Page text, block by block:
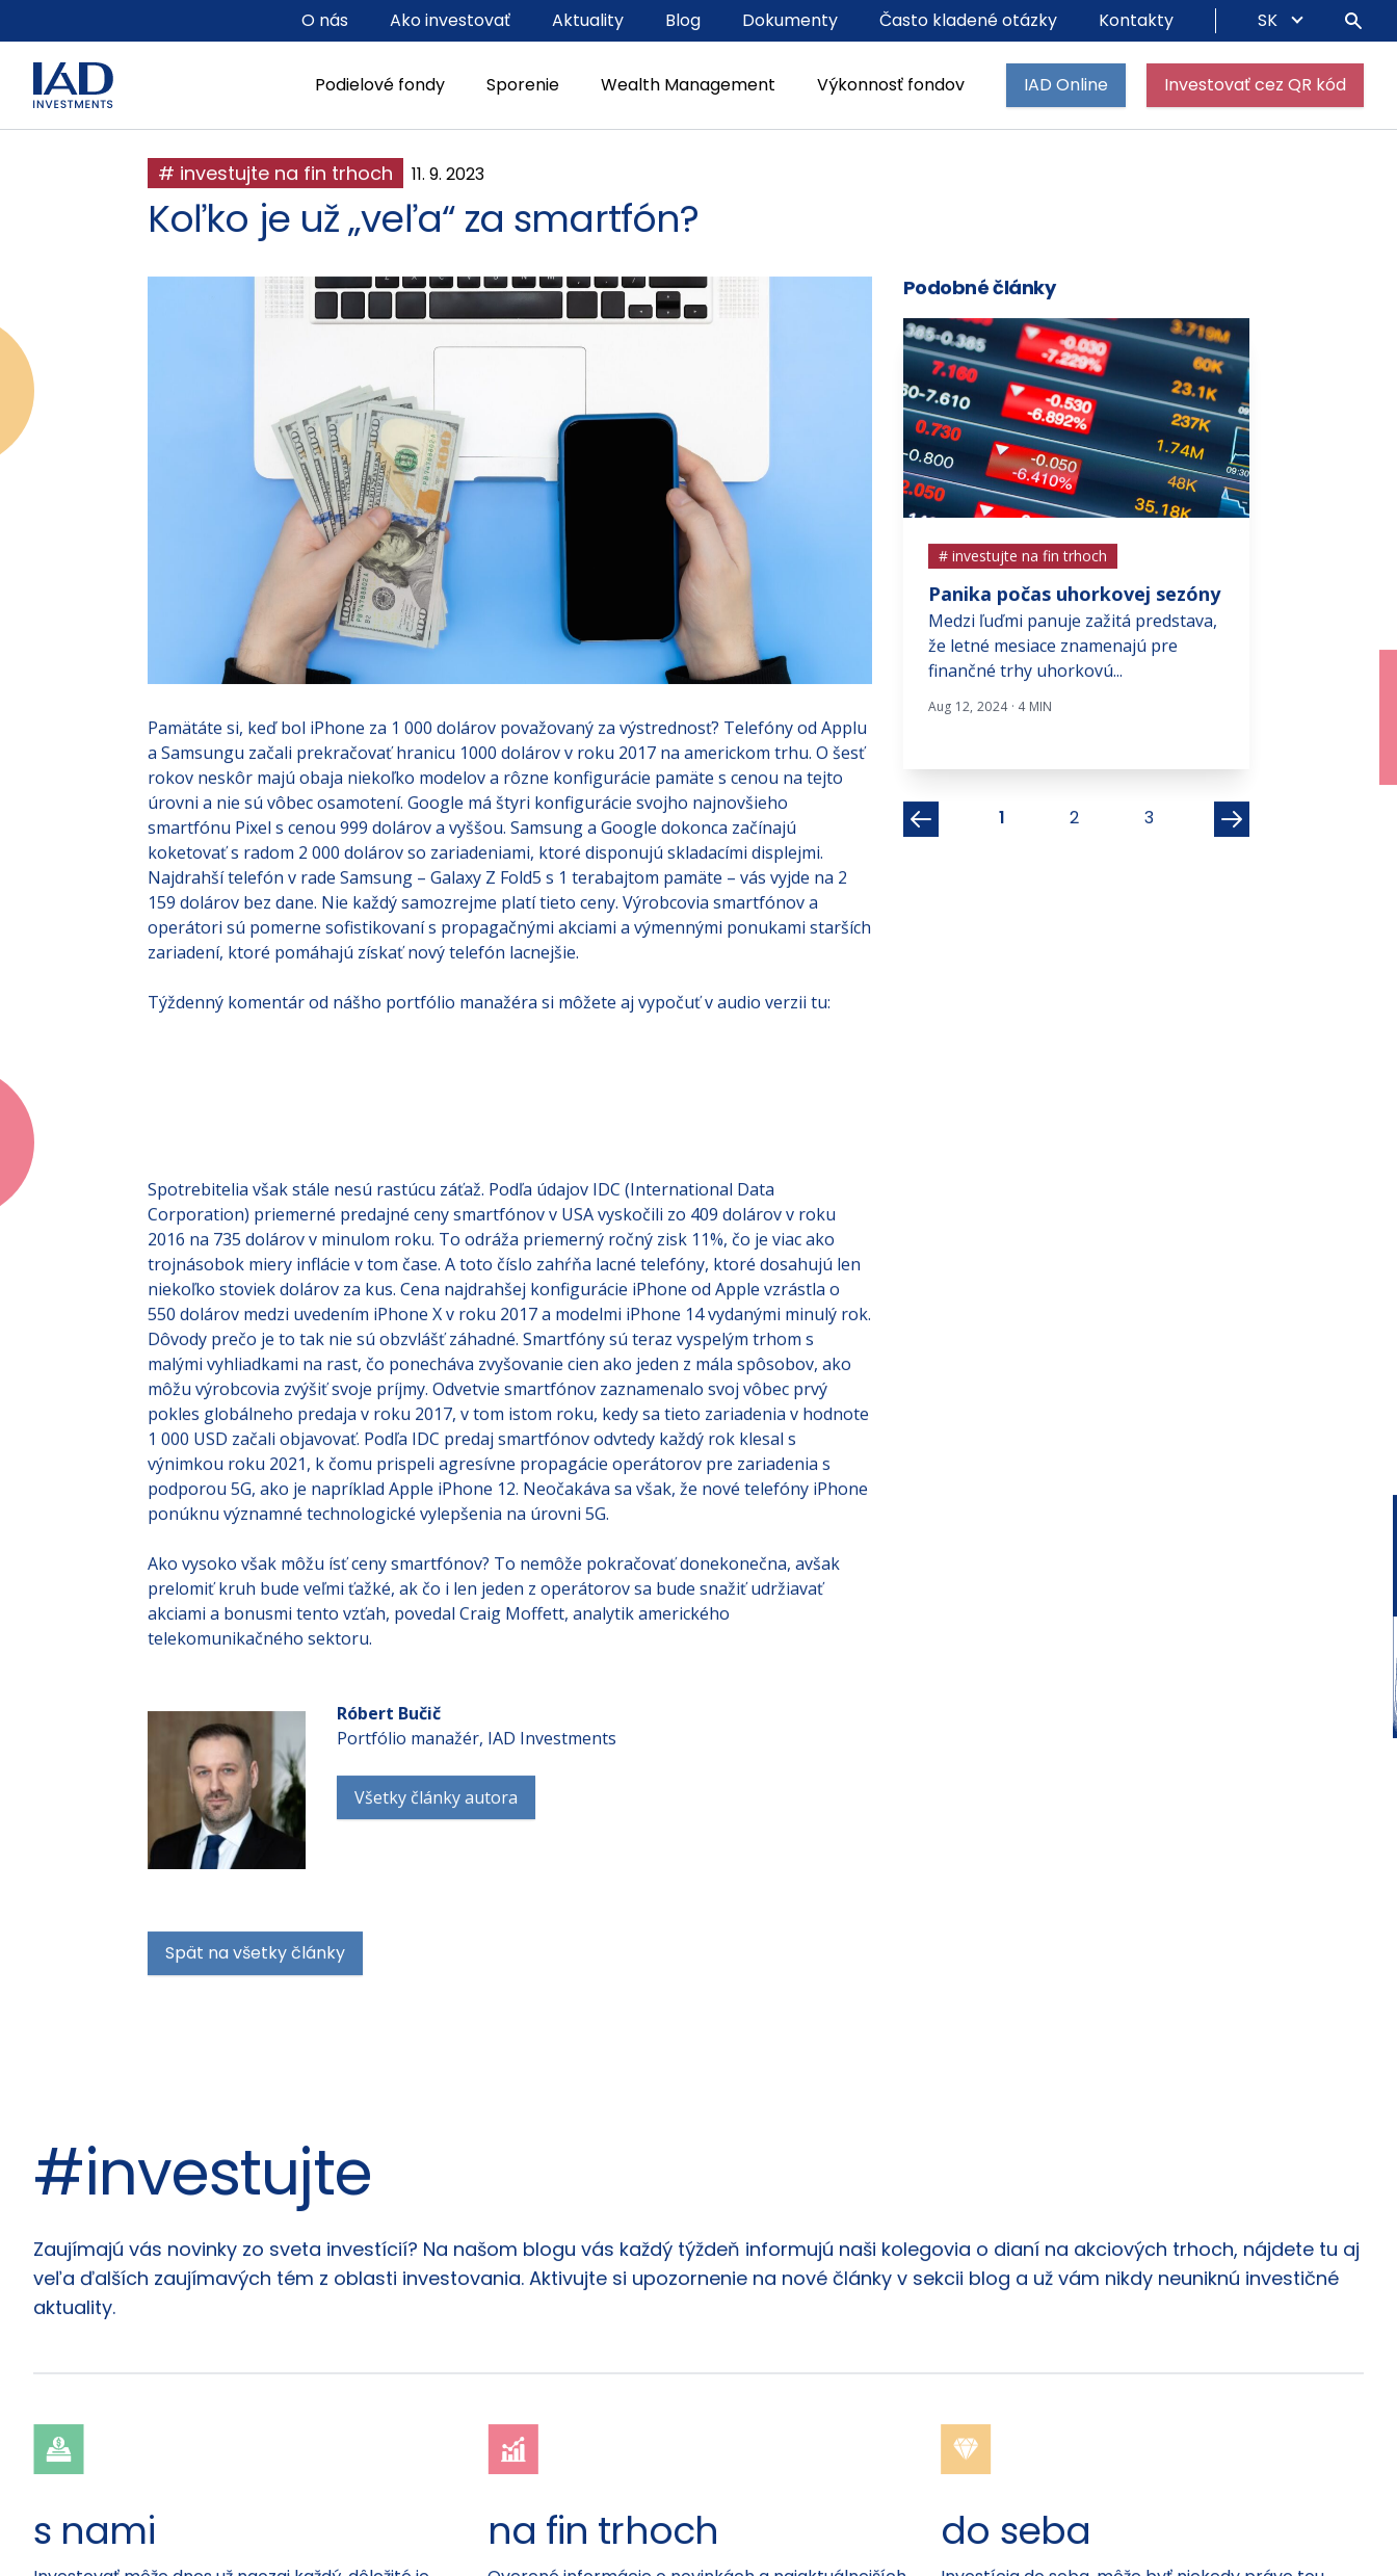
Podielové fondy Sporenie Wealth Management Výkonnosť fondov IAD Online Investovať cez QR kód
O nás Ako investovať Aktuality Blog Dokumenty Často kladené otázky Kontakty SK
# investujte na fin trhoch 11. 9. 2023
Koľko je už „veľa“ za smartfón?
Pamätáte si, keď bol iPhone za 1 000 dolárov považovaný za výstrednosť? Telefóny od Applu
a Samsungu začali prekračovať hranicu 1000 dolárov v roku 2017 na americkom trhu. O šesť
rokov neskôr majú obaja niekoľko modelov a rôzne konfigurácie pamäte s cenou na tejto
úrovni a nie sú vôbec osamotení. Google má štyri konfigurácie svojho najnovšieho
smartfónu Pixel s cenou 999 dolárov a vyššou. Samsung a Google dokonca začínajú
koketovať s radom 2 000 dolárov so zariadeniami, ktoré disponujú skladacími displejmi.
Najdrahší telefón v rade Samsung – Galaxy Z Fold5 s 1 terabajtom pamäte – vás vyjde na 2
159 dolárov bez dane. Nie každý samozrejme platí tieto ceny. Výrobcovia smartfónov a
operátori sú pomerne sofistikovaní s propagačnými akciami a výmennými ponukami starších
zariadení, ktoré pomáhajú získať nový telefón lacnejšie.
Týždenný komentár od nášho portfólio manažéra si môžete aj vypočuť v audio verzii tu:
Spotrebitelia však stále nesú rastúcu záťaž. Podľa údajov IDC (International Data
Corporation) priemerné predajné ceny smartfónov v USA vyskočili zo 409 dolárov v roku
2016 na 735 dolárov v minulom roku. To odráža priemerný ročný zisk 11%, čo je viac ako
trojnásobok miery inflácie v tom čase. A toto číslo zahŕňa lacné telefóny, ktoré dosahujú len
niekoľko stoviek dolárov za kus. Cena najdrahšej konfigurácie iPhone od Apple vzrástla o
550 dolárov medzi uvedením iPhone X v roku 2017 a modelmi iPhone 14 vydanými minulý rok.
Dôvody prečo je to tak nie sú obzvlášť záhadné. Smartfóny sú teraz vyspelým trhom s
malými vyhliadkami na rast, čo ponecháva zvyšovanie cien ako jeden z mála spôsobov, ako
môžu výrobcovia zvýšiť svoje príjmy. Odvetvie smartfónov zaznamenalo svoj vôbec prvý
pokles globálneho predaja v roku 2017, v tom istom roku, kedy sa tieto zariadenia v hodnote
1 000 USD začali objavovať. Podľa IDC predaj smartfónov odvtedy každý rok klesal s
výnimkou roku 2021, k čomu prispeli agresívne propagácie operátorov pre zariadenia s
podporou 5G, ako je napríklad Apple iPhone 12. Neočakáva sa však, že nové telefóny iPhone
ponúknu významné technologické vylepšenia na úrovni 5G.
Ako vysoko však môžu ísť ceny smartfónov? To nemôže pokračovať donekonečna, avšak
prelomiť kruh bude veľmi ťažké, ak čo i len jeden z operátorov sa bude snažiť udržiavať
akciami a bonusmi tento vzťah, povedal Craig Moffett, analytik amerického
telekomunikačného sektoru.
Róbert Bučič
Portfólio manažér, IAD Investments
Všetky články autora
Spät na všetky články
Podobné články
# investujte na fin trhoch
Dno na finančných trhoch je v
nedohľadne
Uplynulý týždeň americká centrálna
banka FED opäť raz zvýšila úrokové
Sep 27, 2022 · 3 MIN
# investujte na fin trhoch
Panika počas uhorkovej sezóny
Medzi ľuďmi panuje zažitá predstava,
že letné mesiace znamenajú pre
finančné trhy uhorkovú...
Aug 12, 2024 · 4 MIN
1 2 3
#investujte
Články
Zaujímajú vás novinky zo sveta investícií? Na našom blogu vás každý týždeň informujú naši kolegovia o dianí na akciových trhoch, nájdete tu aj
veľa ďalších zaujímavých tém z oblasti investovania. Aktivujte si upozornenie na nové články v sekcii blog a už vám nikdy neuniknú investičné
aktuality.
s nami na fin trhoch do seba